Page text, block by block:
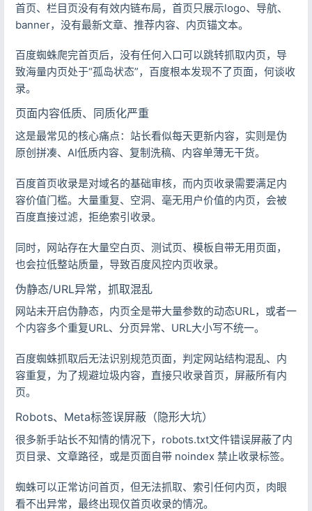
首页、栏目页没有有效内链布局，首页只展示logo、导航、
banner，没有最新文章、推荐内容、内页锚文本。
百度蜘蛛爬完首页后，没有任何入口可以跳转抓取内页，导
致海量内页处于“孤岛状态”，百度根本发现不了页面，何谈收
录。
页面内容低质、同质化严重
这是最常见的核心痛点：站长看似每天更新内容，实则是伪
原创拼凑、AI低质内容、复制洗稿、内容单薄无干货。
百度首页收录是对域名的基础审核，而内页收录需要满足内
容价值门槛。大量重复、空洞、毫无用户价值的内页，会被
百度直接过滤，拒绝索引收录。
同时，网站存在大量空白页、测试页、模板自带无用页面，
也会拉低整站质量，导致百度风控内页收录。
伪静态/URL异常，抓取混乱
网站未开启伪静态，内页全是带大量参数的动态URL，或者一
个内容多个重复URL、分页异常、URL大小写不统一。
百度蜘蛛抓取后无法识别规范页面，判定网站结构混乱、内
容重复，为了规避垃圾内容，直接只收录首页，屏蔽所有内
页。
Robots、Meta标签误屏蔽（隐形大坑）
很多新手站长不知情的情况下，robots.txt文件错误屏蔽了内
页目录、文章路径，或是页面自带 noindex 禁止收录标签。
蜘蛛可以正常访问首页，但无法抓取、索引任何内页，肉眼
看不出异常，最终出现仅首页收录的情况。